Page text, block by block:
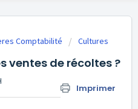
Comptabilité Cultures
ventes de récoltes ?
Imprimer